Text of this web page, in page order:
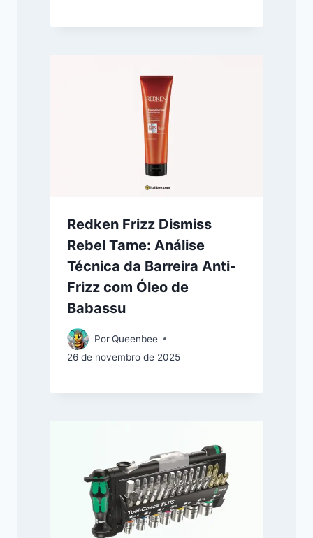
Redken Frizz Dismiss
Rebel Tame: Análise
Técnica da Barreira Anti-
Frizz com Óleo de
Babassu
PorQueenbee
26 de novembro de 2025